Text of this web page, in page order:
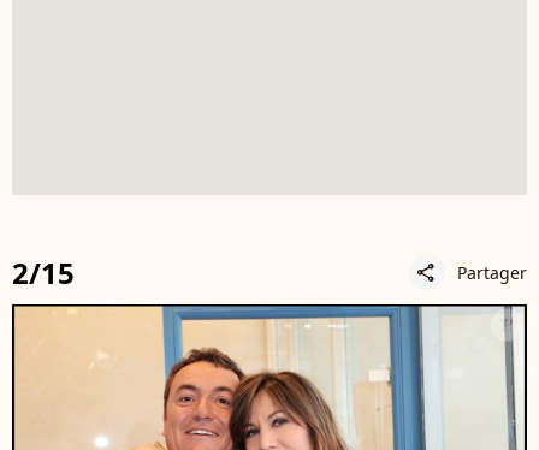
2/15 share Partager